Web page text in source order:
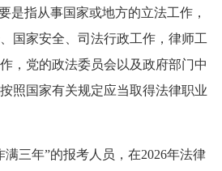
是指从事国家或地方的立法工作，
国家安全、司法行政工作，律师工
，党的政法委员会以及政府部门中
照国家有关规定应当取得法律职业
满三年”的报考人员，在2026年法律